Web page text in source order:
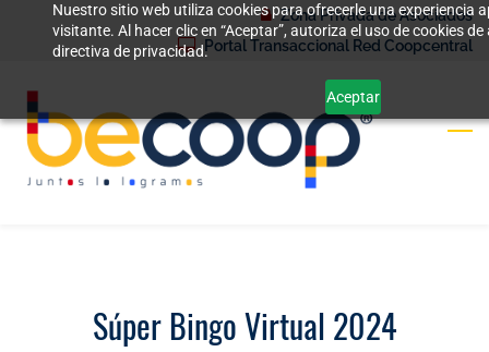
Nuestro sitio web utiliza cookies para ofrecerle una experiencia
visitante. Al hacer clic en “Aceptar”, autoriza el uso de cookies
directiva de privacidad.
Aceptar
content
Súper Bingo Virtual 2024
Zona Privada de Asociados
Portal Transaccional Red Coopcentral